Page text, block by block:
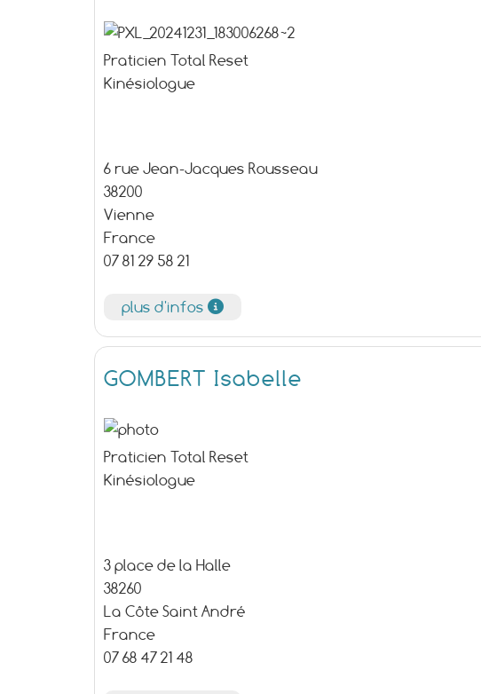
Praticien Total Reset
Kinésiologue
6 rue Jean-Jacques Rousseau
38200
Vienne
France
07 81 29 58 21
plus d'infos
GOMBERT Isabelle
Praticien Total Reset
Kinésiologue
3 place de la Halle
38260
La Côte Saint André
France
07 68 47 21 48